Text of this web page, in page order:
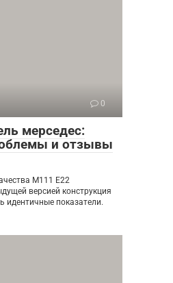
0
мерседес:
и отзывы
М111 Е22
версией конструкция
идентичные показатели.